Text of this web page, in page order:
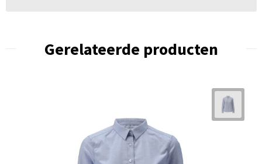
Gerelateerde producten